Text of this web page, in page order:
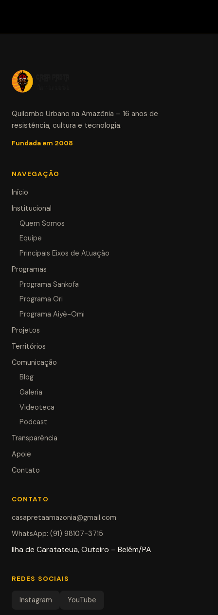
Quilombo Urbano na Amazônia – 16 anos de
resistência, cultura e tecnologia.
Fundada em 2008
NAVEGAÇÃO
Início
Institucional
Quem Somos
Equipe
Principais Eixos de Atuação
Programas
Programa Sankofa
Programa Ori
Programa Aiyê-Omi
Projetos
Territórios
Comunicação
Blog
Galeria
Videoteca
Podcast
Transparência
Apoie
Contato
CONTATO
casapretaamazonia@gmail.com
WhatsApp: (91) 98107-3715
Ilha de Caratateua, Outeiro – Belém/PA
REDES SOCIAIS
Instagram YouTube